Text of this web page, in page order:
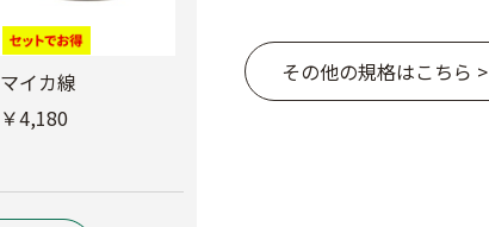
マイカ線
￥4,180
スカイコートバンその他の規格はこちら >